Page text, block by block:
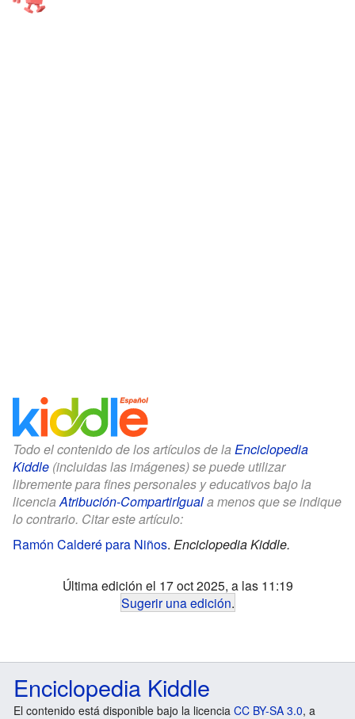
Todo el contenido de los artículos de la Enciclopedia
Kiddle (incluidas las imágenes) se puede utilizar
libremente para fines personales y educativos bajo la
licenciaAtribución-CompartirIguala menos que se indique
lo contrario. Citar este artículo:
Ramón Calderé para Niños. Enciclopedia Kiddle.
Última edición el 17 oct 2025, a las 11:19
Sugerir una edición.
Enciclopedia Kiddle
El contenido está disponible bajo la licencia CC BY-SA 3.0, a